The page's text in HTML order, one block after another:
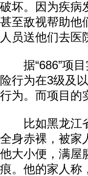
破坏。因为疾病
甚至敌视帮助他
人员送他们去医
据“686”项目
险行为在3级及
行为。而项目的
比如黑龙江省
全身赤裸，被家
他大小便，满屋
痕。他的家人称